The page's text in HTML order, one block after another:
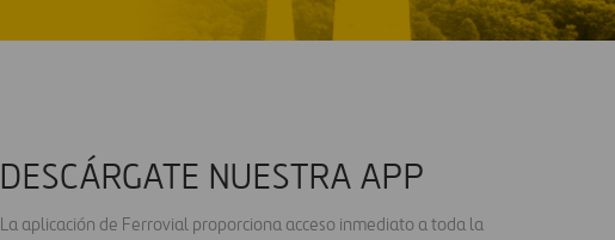
DESCÁRGATE NUESTRA APP
La aplicación de Ferrovial proporciona acceso inmediato a toda la